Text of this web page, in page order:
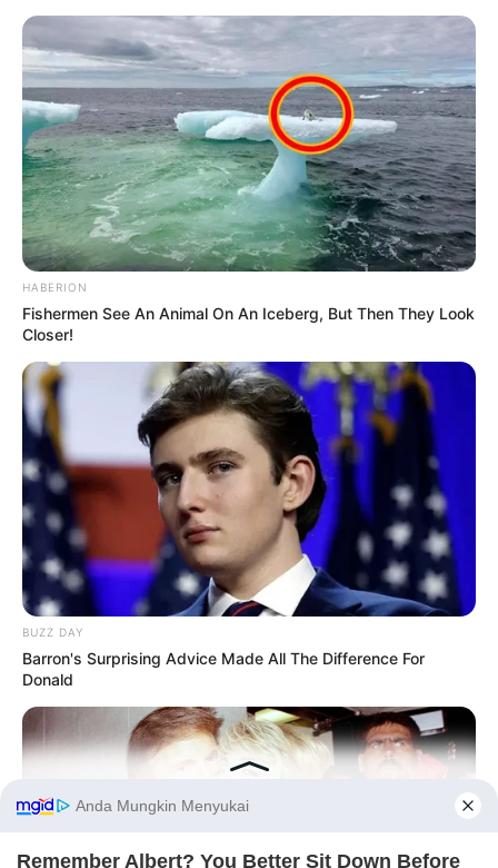
10 Desain Kanopi Tempat
Tidur, Serasa Beristirahat di
Kamar Raja
Tampil Lebih Modern, 7 Potret
Hasil Renovasi Rumah Berusia
90 Tahun
HABERION
Fishermen See An Animal On An Iceberg, But Then They Look
Closer!
BUZZ DAY
Barron's Surprising Advice Made All The Difference For
Donald
Before You Go